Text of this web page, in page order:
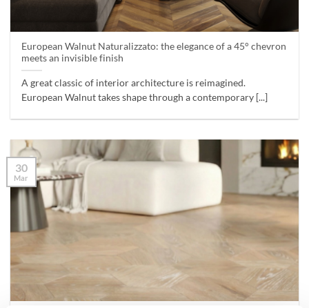
European Walnut Naturalizzato: the elegance of a 45° chevron
meets an invisible finish
A great classic of interior architecture is reimagined.
European Walnut takes shape through a contemporary [...]
30
Mar